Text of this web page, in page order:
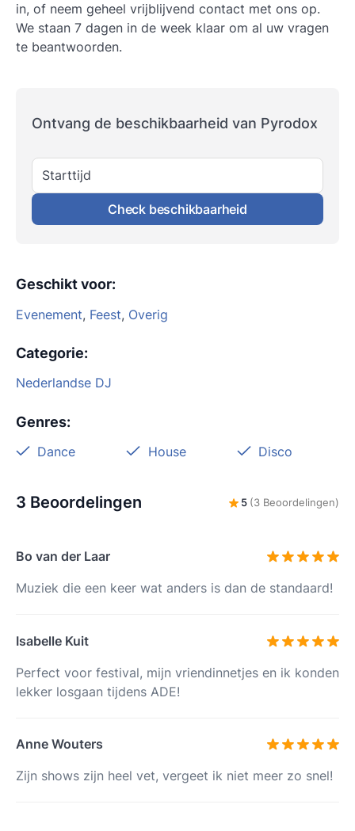
in, of neem geheel vrijblijvend contact met ons op.
We staan 7 dagen in de week klaar om al uw vragen
te beantwoorden.
Ontvang de beschikbaarheid van Pyrodox
Starttijd
Check beschikbaarheid
Geschikt voor:
Evenement, Feest, Overig
Categorie:
Nederlandse DJ
Genres:
Dance House Disco
3 Beoordelingen 5 (3 Beoordelingen)
Bo van der Laar
Muziek die een keer wat anders is dan de standaard!
Isabelle Kuit
Perfect voor festival, mijn vriendinnetjes en ik konden
lekker losgaan tijdens ADE!
Anne Wouters
Zijn shows zijn heel vet, vergeet ik niet meer zo snel!